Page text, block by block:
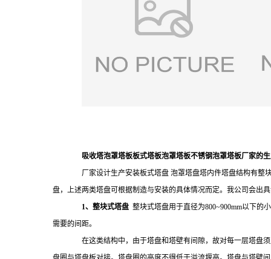
吸收塔泡罩塔板板式塔板泡罩塔板不锈钢泡罩塔板厂家的
厂家设计生产安装板式塔盘 泡罩塔盘塔内件塔盘结构有整
盘，上述两类塔盘可根据制造与安装的具体情况而定。我公司会出
1、整块式塔盘 整块式塔盘用于直径为800~900mm以下
需要的间距。
在这类结构中，由于塔盘和塔壁有间隙，故对每一层塔盘